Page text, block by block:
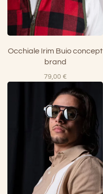
Occhiale Irim Buio concept
brand
79,00 €